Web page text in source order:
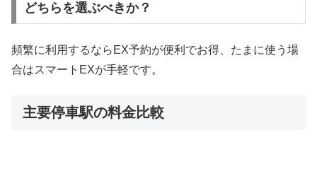
どちらを選ぶべきか？
頻繁に利用するならEX予約が便利でお得、たまに使う場
合はスマートEXが手軽です。
主要停車駅の料金比較